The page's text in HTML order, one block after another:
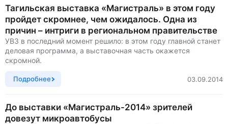
Тагильская выставка «Магистраль» в этом году
пройдет скромнее, чем ожидалось. Одна из
причин – интриги в региональном правительстве
УВЗ в последний момент решило: в этом году главной станет
деловая программа, а выставочная часть окажется
скромной.
Подробнее 03.09.2014
До выставки «Магистраль-2014» зрителей
довезут микроавтобусы